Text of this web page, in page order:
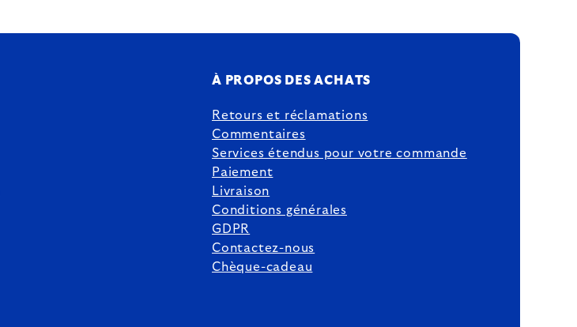
À PROPOS DES ACHATS
Retours et réclamations
Commentaires
Services étendus pour votre commande
Paiement
Livraison
Conditions générales
GDPR
Contactez-nous
Chèque-cadeau